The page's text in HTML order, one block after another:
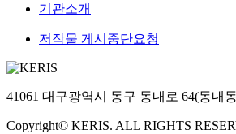
기관소개
저작물 게시중단요청
41061 대구광역시 동구 동내로 64(동내
Copyright© KERIS. ALL RIGHTS